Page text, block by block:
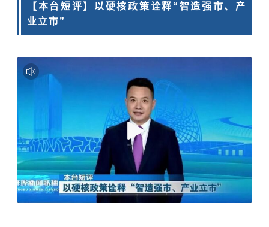
【本台短评】以硬核政策诠释“智造强市、产
业立市”